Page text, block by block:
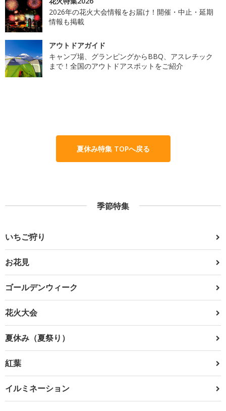
2026年の花火大会情報をお届け！開催・中止・延期
情報も掲載
アウトドアガイド
キャンプ場、グランピングからBBQ、アスレチック
まで！全国のアウトドアスポットをご紹介
夏休み特集 TOPへ戻る
季節特集
いちご狩り
お花見
ゴールデンウィーク
花火大会
夏休み（夏祭り）
紅葉
イルミネーション